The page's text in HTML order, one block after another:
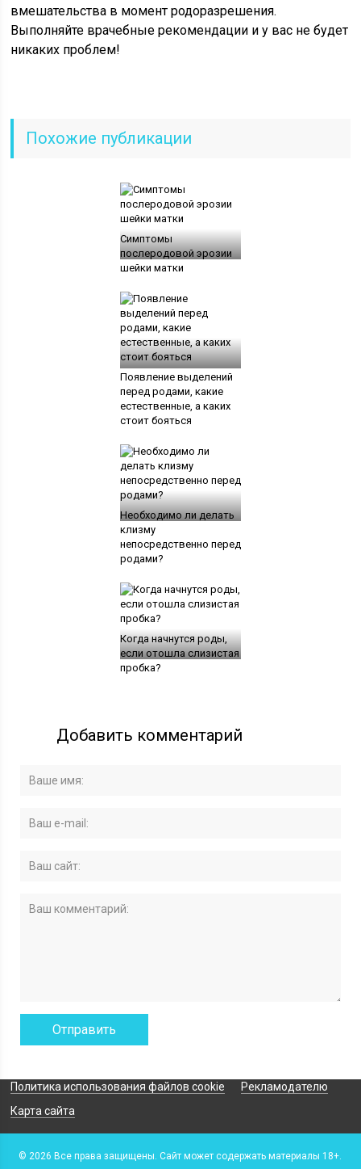
вмешательства в момент родоразрешения.
Выполняйте врачебные рекомендации и у вас не будет
никаких проблем!
Похожие публикации
Симптомы
послеродовой эрозии
шейки матки
Появление выделений
перед родами, какие
естественные, а каких
стоит бояться
Необходимо ли делать
клизму
непосредственно перед
родами?
Когда начнутся роды,
если отошла слизистая
пробка?
Добавить комментарий
Политика использования файлов cookie
Рекламодателю
Карта сайта
© 2026 Все права защищены. Сайт может содержать материалы 18+.